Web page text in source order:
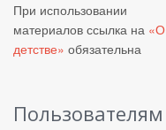
При использовании
материалов ссылка на «О
детстве» обязательна
Пользователям